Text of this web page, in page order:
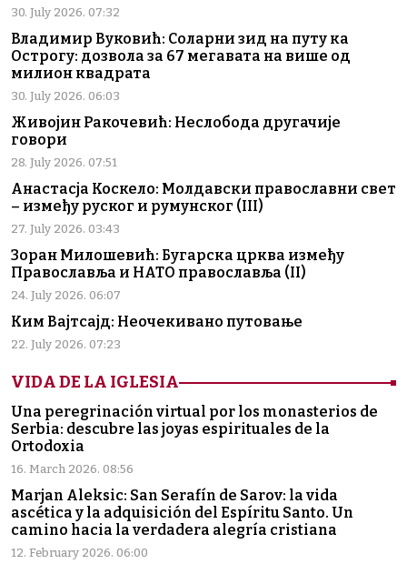
30. July 2026. 07:32
Владимир Вуковић: Соларни зид на путу ка
Острогу: дозвола за 67 мегавата на више од
милион квадрата
30. July 2026. 06:03
Живојин Ракочевић: Неслобода другачије
говори
28. July 2026. 07:51
Анастасја Коскело: Молдавски православни свет
– између руског и румунског (III)
27. July 2026. 03:43
Зоран Милошевић: Бугарска црква између
Православља и НАТО православља (II)
24. July 2026. 06:07
Ким Вајтсајд: Неочекивано путовање
22. July 2026. 07:23
VIDA DE LA IGLESIA
Una peregrinación virtual por los monasterios de
Serbia: descubre las joyas espirituales de la
Ortodoxia
16. March 2026. 08:56
Marjan Aleksic: San Serafín de Sarov: la vida
ascética y la adquisición del Espíritu Santo. Un
camino hacia la verdadera alegría cristiana
12. February 2026. 06:00